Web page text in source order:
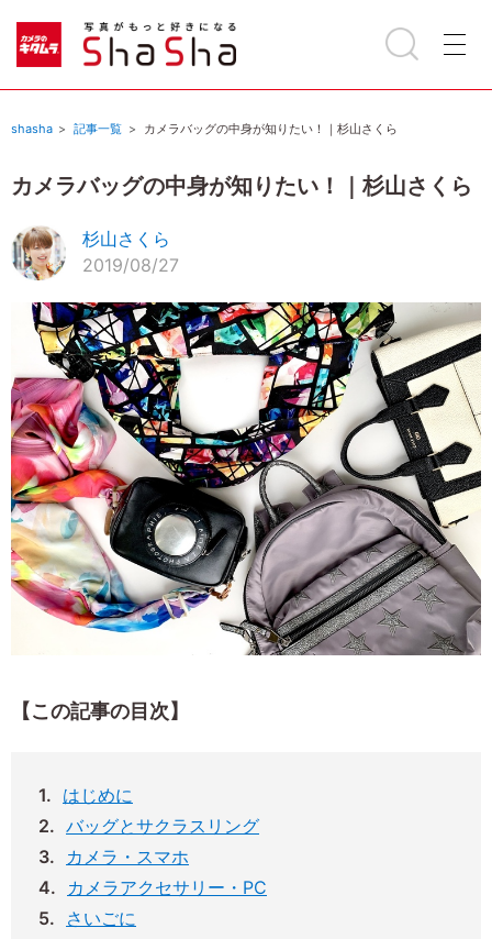
shasha 記事一覧 カメラバッグの中身が知りたい！｜杉山さくら
カメラバッグの中身が知りたい！｜杉山さくら
杉山さくら
2019/08/27
【この記事の目次】
はじめに
バッグとサクラスリング
カメラ・スマホ
カメラアクセサリー・PC
さいごに